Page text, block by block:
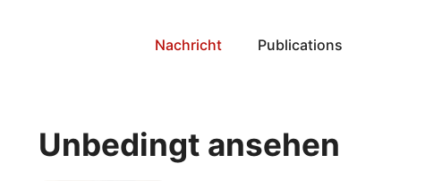
Nachricht Publications
Unbedingt ansehen